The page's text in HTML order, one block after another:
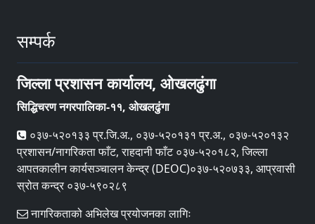
सम्पर्क
जिल्ला प्रशासन कार्यालय, ओखलढुंगा
सिद्धिचरण नगरपालिका-११, ओखलढुंगा
०३७-५२०१३३ प्र.जि.अ., ०३७-५२०१३१ प्र.अ., ०३७-५२०१३२
प्रशासन/नागरिकता फाँट, राहदानी फाँट ०३७-५२०१८२, जिल्ला
आपतकालीन कार्यसञ्‍चालन केन्द्र (DEOC)०३७-५२०७३३, आप्रवासी
स्रोत कन्द्र ०३७-५९०२८९
नागरिकताको अभिलेख प्रयोजनका लागिः